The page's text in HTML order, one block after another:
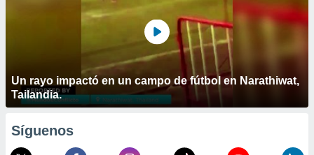
Un rayo impactó en un campo de fútbol en Narathiwat,
Tailandia.
Síguenos